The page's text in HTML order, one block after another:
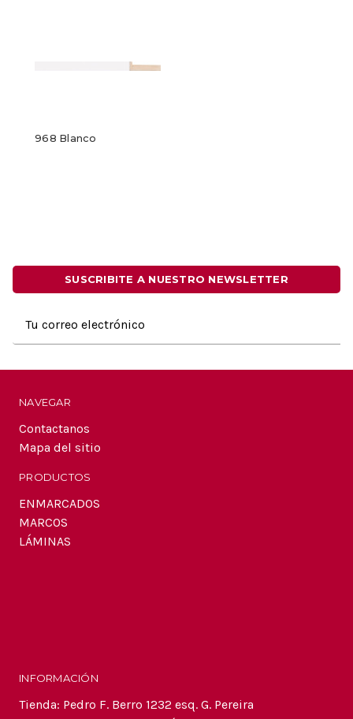
968 Blanco
SUSCRIBITE A NUESTRO NEWSLETTER
electrónico
NAVEGAR
Contactanos
Mapa del sitio
PRODUCTOS
ENMARCADOS
MARCOS
LÁMINAS
INFORMACIÓN
Tienda: Pedro F. Berro 1232 esq. G. Pereira